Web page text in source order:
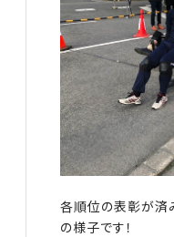
各順位の表彰が済
の様子です！